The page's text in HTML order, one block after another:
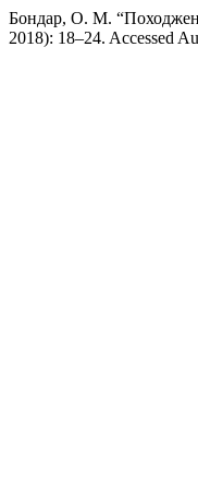
Бондар, О. М.
2018): 18–24. Accessed